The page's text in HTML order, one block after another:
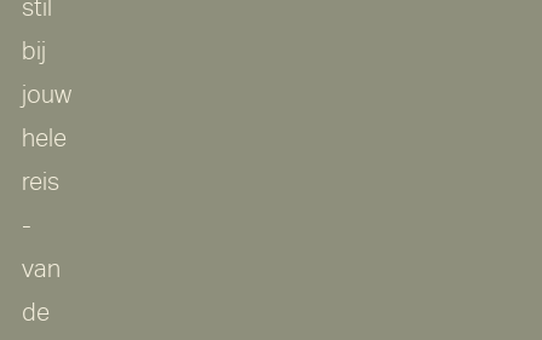
stil
bij
jouw
hele
reis
-
van
de